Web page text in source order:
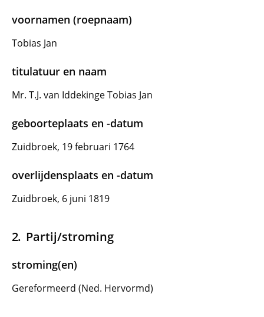
voornamen (roepnaam)
Tobias Jan
titulatuur en naam
Mr. T.J. van Iddekinge Tobias Jan
geboorteplaats en -datum
Zuidbroek, 19 februari 1764
overlijdensplaats en -datum
Zuidbroek, 6 juni 1819
Partij/stroming
stroming(en)
Gereformeerd (Ned. Hervormd)